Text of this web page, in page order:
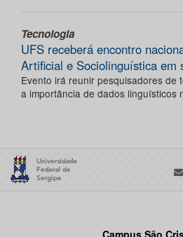
Tecnologia
UFS receberá encontro
Artificial e Sociolinguística em
Evento irá reunir pesquisadores de
a importância de dados linguísticos